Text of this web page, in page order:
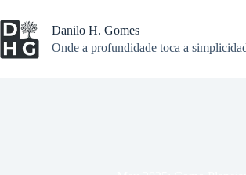
para
o
conteúdo
Danilo H. Gomes
Onde a profundidade toca a